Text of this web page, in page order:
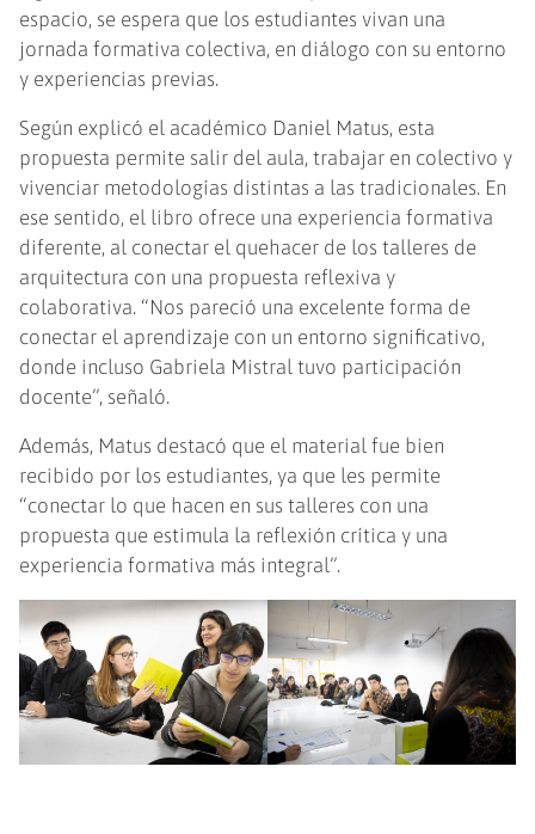
espacio, se espera que los estudiantes vivan una
jornada formativa colectiva, en diálogo con su entorno
y experiencias previas.
Según explicó el académico Daniel Matus, esta
propuesta permite salir del aula, trabajar en colectivo y
vivenciar metodologías distintas a las tradicionales. En
ese sentido, el libro ofrece una experiencia formativa
diferente, al conectar el quehacer de los talleres de
arquitectura con una propuesta reflexiva y
colaborativa. “Nos pareció una excelente forma de
conectar el aprendizaje con un entorno significativo,
donde incluso Gabriela Mistral tuvo participación
docente”, señaló.
Además, Matus destacó que el material fue bien
recibido por los estudiantes, ya que les permite
“conectar lo que hacen en sus talleres con una
propuesta que estimula la reflexión crítica y una
experiencia formativa más integral”.